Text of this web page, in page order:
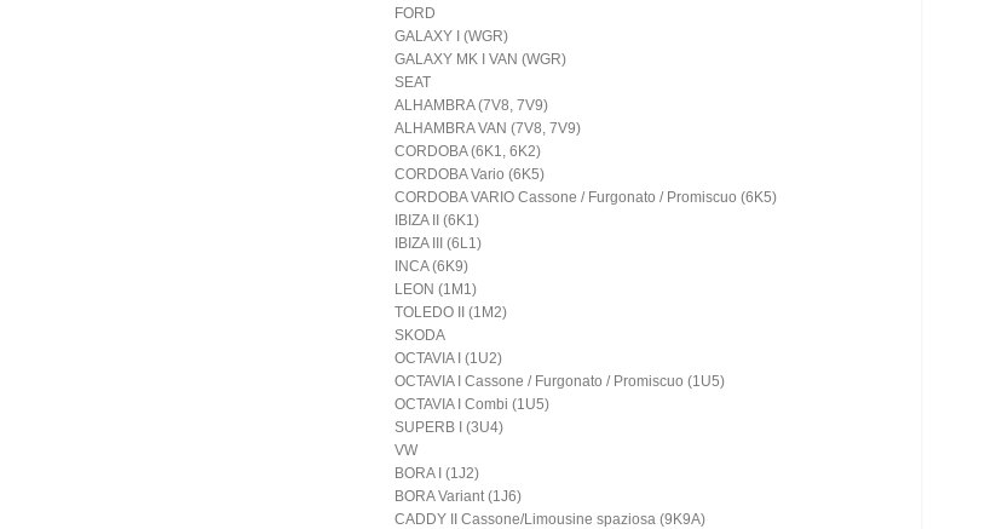
FORD
GALAXY I (WGR)
GALAXY MK I VAN (WGR)
SEAT
ALHAMBRA (7V8, 7V9)
ALHAMBRA VAN (7V8, 7V9)
CORDOBA (6K1, 6K2)
CORDOBA Vario (6K5)
CORDOBA VARIO Cassone / Furgonato / Promiscuo (6K5)
IBIZA II (6K1)
IBIZA III (6L1)
INCA (6K9)
LEON (1M1)
TOLEDO II (1M2)
SKODA
OCTAVIA I (1U2)
OCTAVIA I Cassone / Furgonato / Promiscuo (1U5)
OCTAVIA I Combi (1U5)
SUPERB I (3U4)
VW
BORA I (1J2)
BORA Variant (1J6)
CADDY II Cassone/Limousine spaziosa (9K9A)